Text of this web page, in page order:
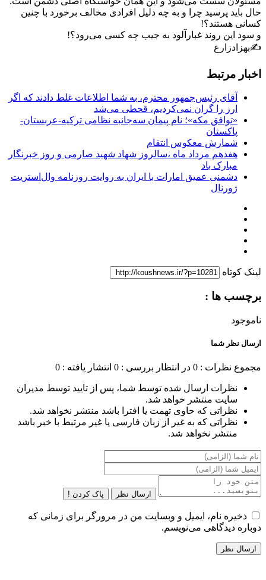
حال باید پرسید چرا و به چه دلیل افرادی مخالف برخورد با چنین
کسانی هستند؟!
و سود این روند غبارآلود به جیب چه کسی می‌رود؟!
✍بهزادزارع
اخبار مرتبط
آقای رئیس‌جمهور محترم، به شما اطلاعات غلط دادند که اگر
ارز را گران نمی‌کردیم، قحطی می‌شد
«توافق مکه»؛ نام پیمان سه‌جانبه نظامی ترکیه-عربستان-
پاکستان
شمارش معکوس انتقام
هفدهم مرداد ماه ،سالروز شهاد شهید صارمی و روز خبرنگار
مبارک باد
دشمنی عمیق امارات با ایران به روایت روزنامه وال‌استریت
ژورنال
لینک کوتاه
برچسب ها :
ناموجود
ارسال نظر شما
مجموع نظرات : 0 در انتظار بررسی : 0 انتشار یافته : 0
نظرات ارسال شده توسط شما، پس از تایید توسط مدیران
سایت منتشر خواهد شد.
نظراتی که حاوی تهمت یا افترا باشد منتشر نخواهد شد.
نظراتی که به غیر از زبان فارسی یا غیر مرتبط با خبر باشد
منتشر نخواهد شد.
ارسال نظر پاک کردن !
ذخیره نام، ایمیل و وبسایت من در مرورگر برای زمانی که
دوباره دیدگاهی می‌نویسم.